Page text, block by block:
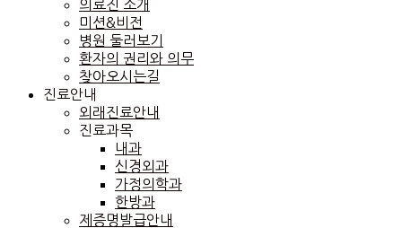
의료진 소개
미션&비전
병원 둘러보기
환자의 권리와 의무
찾아오시는길
진료안내
외래진료안내
진료과목
내과
신경외과
가정의학과
한방과
제증명발급안내